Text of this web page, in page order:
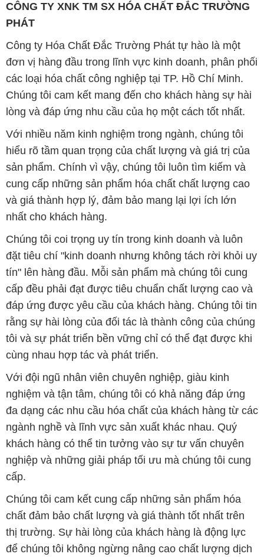
CÔNG TY XNK TM SX HÓA CHẤT ĐẮC TRƯỜNG
PHÁT
Công ty Hóa Chất Đắc Trường Phát tự hào là một
đơn vị hàng đầu trong lĩnh vực kinh doanh, phân phối
các loại hóa chất công nghiệp tại TP. Hồ Chí Minh.
Chúng tôi cam kết mang đến cho khách hàng sự hài
lòng và đáp ứng nhu cầu của họ một cách tốt nhất.
Với nhiều năm kinh nghiệm trong ngành, chúng tôi
hiểu rõ tầm quan trọng của chất lượng và giá trị của
sản phẩm. Chính vì vậy, chúng tôi luôn tìm kiếm và
cung cấp những sản phẩm hóa chất chất lượng cao
và giá thành hợp lý, đảm bảo mang lại lợi ích lớn
nhất cho khách hàng.
Chúng tôi coi trọng uy tín trong kinh doanh và luôn
đặt tiêu chí "kinh doanh nhưng không tách rời khỏi uy
tín" lên hàng đầu. Mỗi sản phẩm mà chúng tôi cung
cấp đều phải đạt được tiêu chuẩn chất lượng cao và
đáp ứng được yêu cầu của khách hàng. Chúng tôi tin
rằng sự hài lòng của đối tác là thành công của chúng
tôi và sự phát triển bền vững chỉ có thể đạt được khi
cùng nhau hợp tác và phát triển.
Với đội ngũ nhân viên chuyên nghiệp, giàu kinh
nghiệm và tận tâm, chúng tôi có khả năng đáp ứng
đa dạng các nhu cầu hóa chất của khách hàng từ các
ngành nghề và lĩnh vực sản xuất khác nhau. Quý
khách hàng có thể tin tưởng vào sự tư vấn chuyên
nghiệp và những giải pháp tối ưu mà chúng tôi cung
cấp.
Chúng tôi cam kết cung cấp những sản phẩm hóa
chất đảm bảo chất lượng và giá thành tốt nhất trên
thị trường. Sự hài lòng của khách hàng là động lực
để chúng tôi không ngừng nâng cao chất lượng dịch